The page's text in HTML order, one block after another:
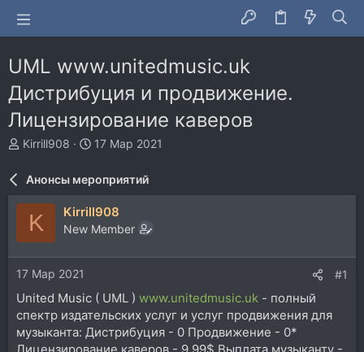
UML www.unitedmusic.uk
Дистрибуция и продвижение.
Лицензирование каверов
А
р
ы
Kirrill908
Д
н
а
ч
17 Мар 2021
Анонсы мероприятий
K Kirrill908
New Member
17 Мар 2021 #1
United Music ( UML ) www.unitedmusic.uk - полный
спектр издательских услуг и услуг продвижения для
музыканта: Дистрибуция - 0 Продвижение - 0*
Лицензирование каверов - 9.99$ Выплата музыканту -